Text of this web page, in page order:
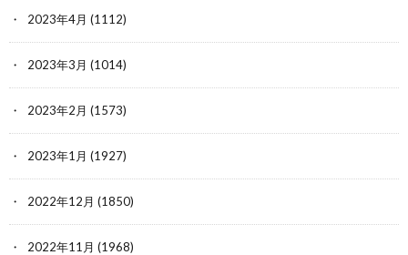
2023年4月 (1112)
2023年3月 (1014)
2023年2月 (1573)
2023年1月 (1927)
2022年12月 (1850)
2022年11月 (1968)